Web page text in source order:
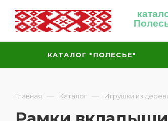
КАТАЛОГ "ПОЛЕСЬЕ"
Главная — Каталог — Игрушки из